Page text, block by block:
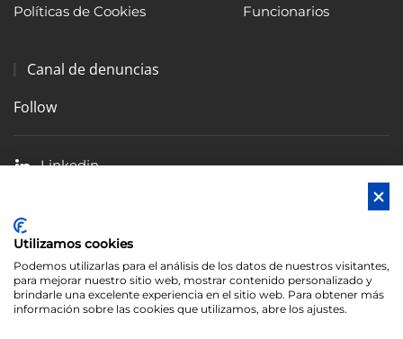
Políticas de Cookies
Canal de denuncias
Funcionarios
Follow
Linkedin
Blog
Utilizamos cookies
Podemos utilizarlas para el análisis de los datos de nuestros visitantes,
para mejorar nuestro sitio web, mostrar contenido personalizado y
brindarle una excelente experiencia en el sitio web. Para obtener más
información sobre las cookies que utilizamos, abre los ajustes.